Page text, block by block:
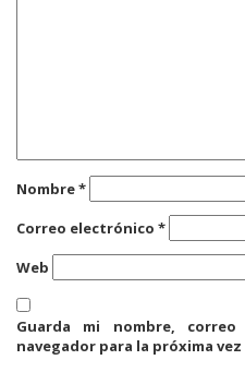
Nombre*
Correo electrónico *
Web
Guarda mi nombre,
navegador para la próxima